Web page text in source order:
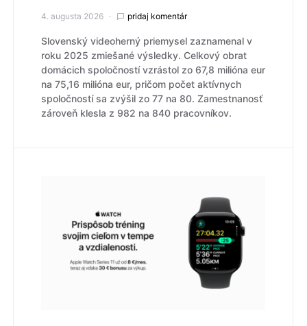
4. augusta 2026 pridaj komentár
Slovenský videoherný priemysel zaznamenal v
roku 2025 zmiešané výsledky. Celkový obrat
domácich spoločností vzrástol zo 67,8 milióna eur
na 75,16 milióna eur, pričom počet aktívnych
spoločností sa zvýšil zo 77 na 80. Zamestnanosť
zároveň klesla z 982 na 840 pracovníkov.